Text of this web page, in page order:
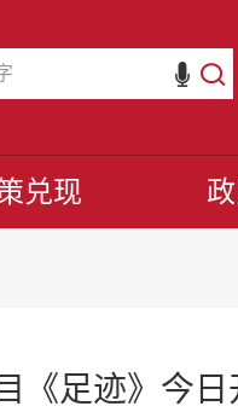
兑现
《足迹》今日